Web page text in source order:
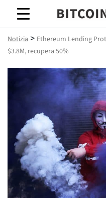
Notizia > Ethereum Lending
$3.8M, recupera 50%